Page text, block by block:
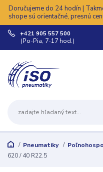
Doručujeme do 24 hodín |
shope sú orientačné, presnú
+421 905 557 500
(Po-Pia, 7-17 hod.)
Pneumatiky
620 / 40 R22.5